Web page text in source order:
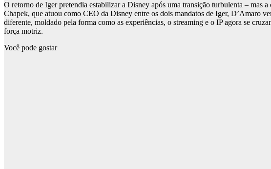
O retorno de Iger pretendia estabilizar a Disney após uma transição turbulenta – mas
Chapek, que atuou como CEO da Disney entre os dois mandatos de Iger, D’Amaro
diferente, moldado pela forma como as experiências, o streaming e o IP agora se
força motriz.
Você pode gostar